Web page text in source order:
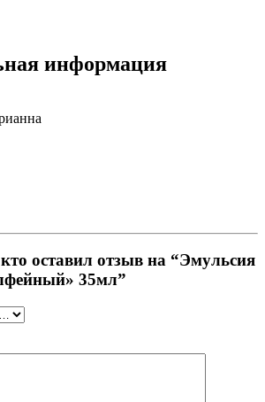
информация
оставил отзыв на “Эмульсия
35мл”